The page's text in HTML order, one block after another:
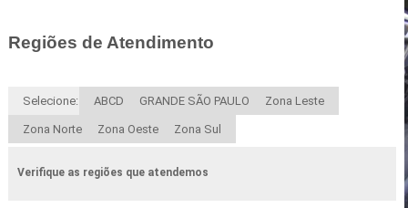
Regiões de Atendimento
Selecione: ABCD GRANDE SÃO PAULO Zona Leste
Zona Norte Zona Oeste Zona Sul
Verifique as regiões que atendemos